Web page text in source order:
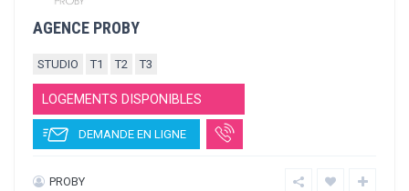
Instagram